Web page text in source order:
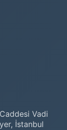
Vadi
İstanbul